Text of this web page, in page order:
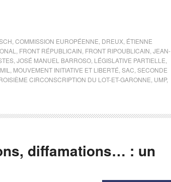
COMMISSION EUROPÉENNE DREUX ÉTIENNE
FRONT RÉPUBLICAIN FRONT RIPOUBLICAIN JEAN-
JOSÉ MANUEL BARROSO LÉGISLATIVE PARTIELLE
MIL MOUVEMENT INITIATIVE ET LIBERTÉ SAC SECONDE
CIRCONSCRIPTION DU LOT-ET-GARONNE UMP,
diffamations… : un